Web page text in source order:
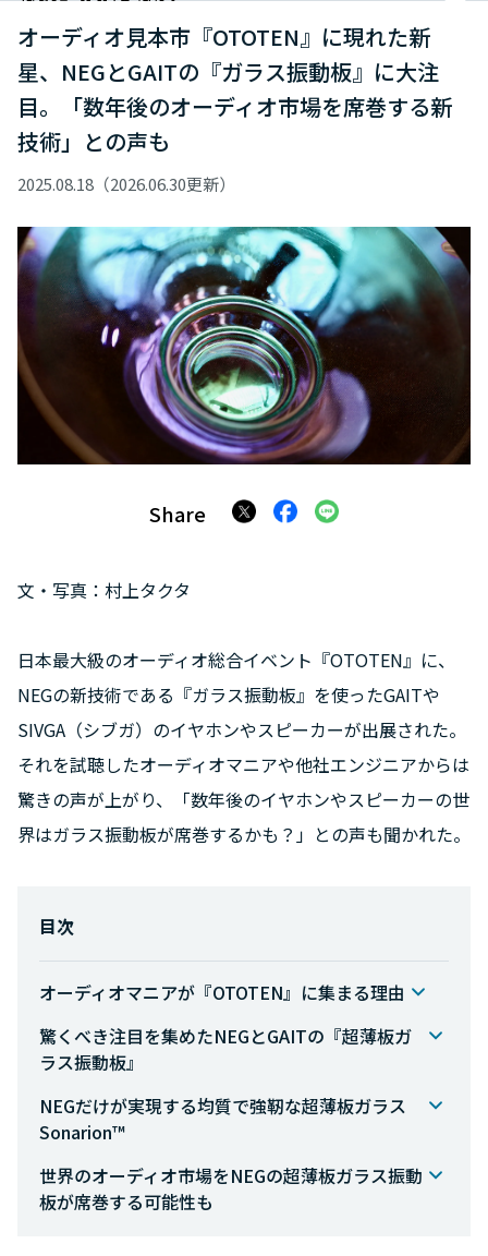
オーディオ見本市『OTOTEN』に現れた新
星、NEGとGAITの『ガラス振動板』に大注
目。「数年後のオーディオ市場を席巻する新
技術」との声も
2025.08.18（2026.06.30更新）
Share
文・写真：村上タクタ
日本最大級のオーディオ総合イベント『OTOTEN』に、
NEGの新技術である『ガラス振動板』を使ったGAITや
SIVGA（シブガ）のイヤホンやスピーカーが出展された。
それを試聴したオーディオマニアや他社エンジニアからは
驚きの声が上がり、「数年後のイヤホンやスピーカーの世
界はガラス振動板が席巻するかも？」との声も聞かれた。
目次
オーディオマニアが『OTOTEN』に集まる理由
驚くべき注目を集めたNEGとGAITの『超薄板ガ
ラス振動板』
NEGだけが実現する均質で強靭な超薄板ガラス
Sonarion™
世界のオーディオ市場をNEGの超薄板ガラス振動
板が席巻する可能性も